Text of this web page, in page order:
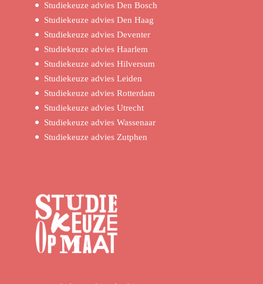
Studiekeuze advies Den Bosch
Studiekeuze advies Den Haag
Studiekeuze advies Deventer
Studiekeuze advies Haarlem
Studiekeuze advies Hilversum
Studiekeuze advies Leiden
Studiekeuze advies Rotterdam
Studiekeuze advies Utrecht
Studiekeuze advies Wassenaar
Studiekeuze advies Zutphen